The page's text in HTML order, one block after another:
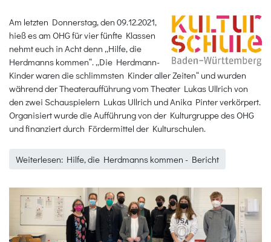
Am letzten Donnerstag, den 09.12.2021,
hieß es am OHG für vier fünfte Klassen
nehmt euch in Acht denn „Hilfe, die
Herdmanns kommen“. „Die Herdmann-
Kinder waren die schlimmsten Kinder aller Zeiten“ und wurden
während der Theateraufführung vom Theater Lukas Ullrich von
den zwei Schauspielern Lukas Ullrich und Anika Pinter verkörpert.
Organisiert wurde die Aufführung von der Kulturgruppe des OHG
und finanziert durch Fördermittel der Kulturschulen.
Weiterlesen: Hilfe, die Herdmanns kommen - Bericht